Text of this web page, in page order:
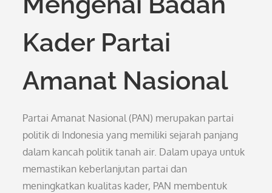
Kader Partai
Amanat Nasional
Partai Amanat Nasional (PAN) merupakan partai
politik di Indonesia yang memiliki sejarah panjang
dalam kancah politik tanah air. Dalam upaya untuk
memastikan keberlanjutan partai dan
meningkatkan kualitas kader, PAN membentuk